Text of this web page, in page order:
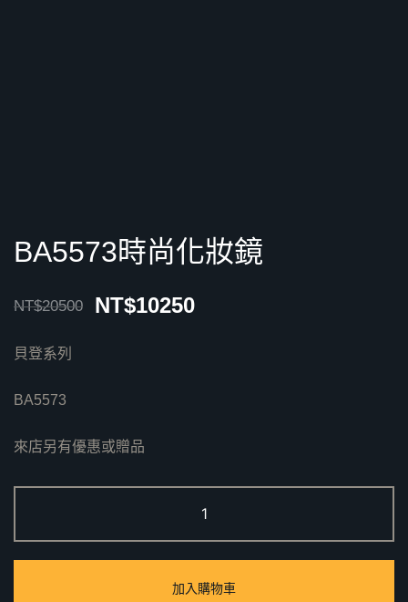
BA5573時尚化妝鏡
NT$20500 NT$10250
貝登系列
BA5573
來店另有優惠或贈品
時
尚
妝
加入購物車